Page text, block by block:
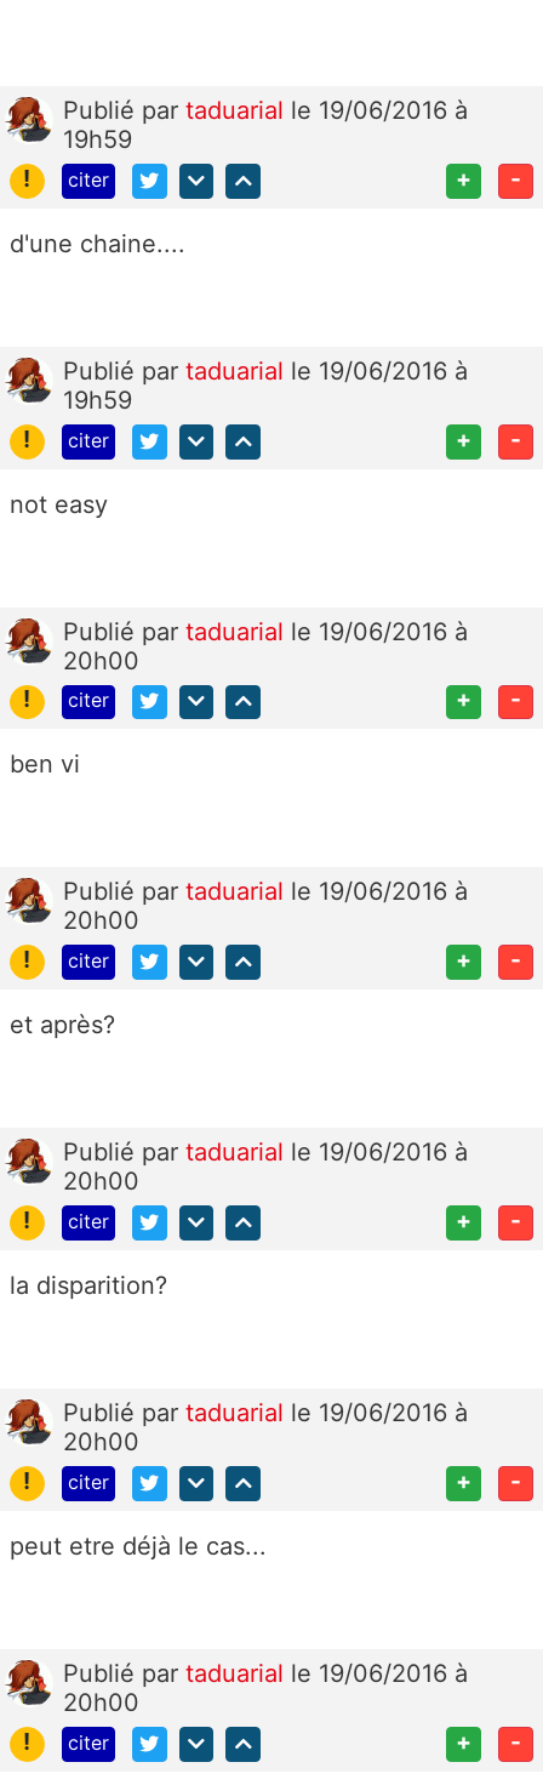
Publié par taduarial le 19/06/2016 à
19h59
!
citer + -
d'une chaine....
Publié par taduarial le 19/06/2016 à
19h59
!
citer + -
not easy
Publié par taduarial le 19/06/2016 à
20h00
!
citer + -
ben vi
Publié par taduarial le 19/06/2016 à
20h00
!
citer + -
et après?
Publié par taduarial le 19/06/2016 à
20h00
!
citer + -
la disparition?
Publié par taduarial le 19/06/2016 à
20h00
!
citer + -
peut etre déjà le cas...
Publié par taduarial le 19/06/2016 à
20h00
!
citer + -